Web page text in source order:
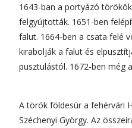
1643-ban a portyázó
felgyújtották. 1651-ben
falut. 1664-ben a csata felé
kirabolják a falut és
pusztulástól. 1672-ben még
A török földesúr a fehérvári
Széchenyi György. Az